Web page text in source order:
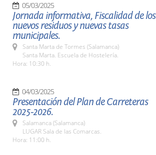
05/03/2025
Jornada informativa, Fiscalidad de los
nuevos residuos y nuevas tasas
municipales.
Santa Marta de Tormes (Salamanca)
Santa Marta. Escuela de Hostelería.
Hora: 10:30 h.
04/03/2025
Presentación del Plan de Carreteras
2025-2026.
Salamanca (Salamanca)
LUGAR Sala de las Comarcas.
Hora: 11:00 h.